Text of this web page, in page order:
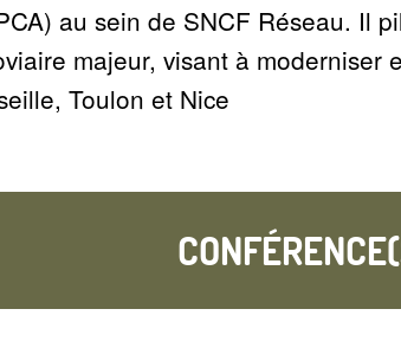
au sein de SNCF Réseau. Il
majeur, visant à
Toulon et Nice